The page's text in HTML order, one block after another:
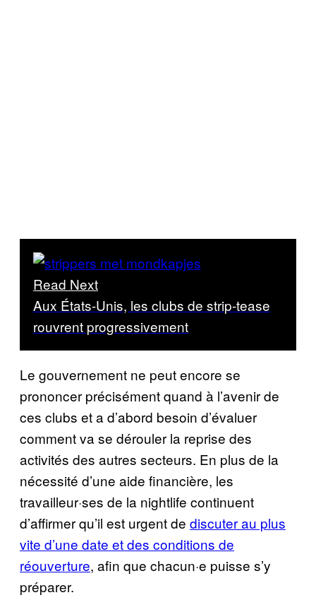
Read Next
Aux États-Unis, les clubs de strip-tease
rouvrent progressivement
Le gouvernement ne peut encore se
prononcer précisément quand à l’avenir de
ces clubs et a d’abord besoin d’évaluer
comment va se dérouler la reprise des
activités des autres secteurs. En plus de la
nécessité d’une aide financière, les
travailleur·ses de la nightlife continuent
d’affirmer qu’il est urgent de discuter au plus
vite d’une date et des conditions de
réouverture, afin que chacun·e puisse s’y
préparer.